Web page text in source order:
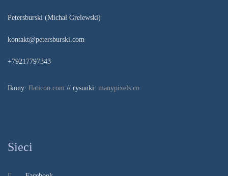
Petersburski (Michał Grelewski)
kontakt@petersburski.com
+79217797343
Ikony: flaticon.com // rysunki: manypixels.co
Sieci